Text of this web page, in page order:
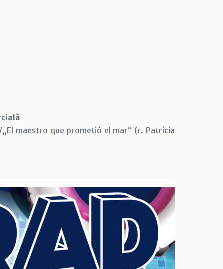
maestro que prometió el mar“ (r. Patricia